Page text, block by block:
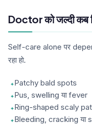
Doctor को जल्दी कब
Self-care alone पर
रहा हो.
Patchy bald spots
Pus, swelling या fever
Ring-shaped scaly
Bleeding, cracking या